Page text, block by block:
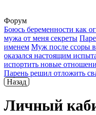
Форум
Боюсь беременности как
мужа от меня секреты
именем Муж после ссоры
оказался настоящим
испортить новые
Парень решил отложить
Назад
Личный